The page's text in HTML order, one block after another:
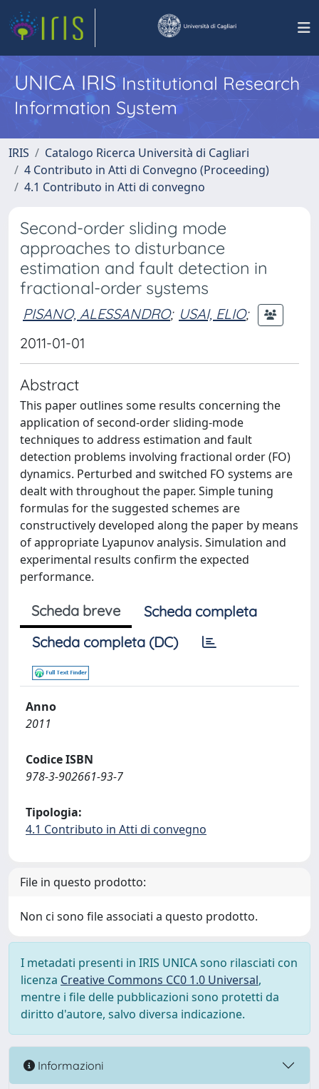
UNICA IRISInstitutional Research
Information System
IRIS
Catalogo Ricerca Università di Cagliari
4 Contributo in Atti di Convegno (Proceeding)
4.1 Contributo in Atti di convegno
Second-order sliding mode
approaches to disturbance
estimation and fault detection in
fractional-order systems
PISANO, ALESSANDRO; USAI, ELIO;
2011-01-01
Abstract
This paper outlines some results concerning the
application of second-order sliding-mode
techniques to address estimation and fault
detection problems involving fractional order (FO)
dynamics. Perturbed and switched FO systems are
dealt with throughout the paper. Simple tuning
formulas for the suggested schemes are
constructively developed along the paper by means
of appropriate Lyapunov analysis. Simulation and
experimental results confirm the expected
performance.
Scheda breve
Scheda completa
Scheda completa (DC)
Anno
2011
Codice ISBN
978-3-902661-93-7
Tipologia:
4.1 Contributo in Atti di convegno
File in questo prodotto:
Non ci sono file associati a questo prodotto.
I metadati presenti in IRIS UNICA sono rilasciati con
licenza Creative Commons CC0 1.0 Universal,
mentre i file delle pubblicazioni sono protetti da
diritto d'autore, salvo diversa indicazione.
Informazioni